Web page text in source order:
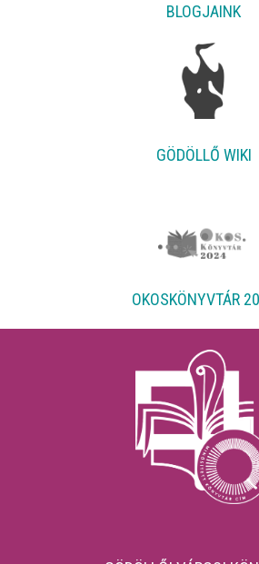
BLOGJAINK
GÖDÖLLŐ WIKI
OKOSKÖNYVTÁR